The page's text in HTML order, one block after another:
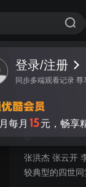
登录/注册
同步多端观看记录
月每月 15元，畅享
视频 讨
今天是个
乡村生
张洪杰 张云开
较典型的四世同